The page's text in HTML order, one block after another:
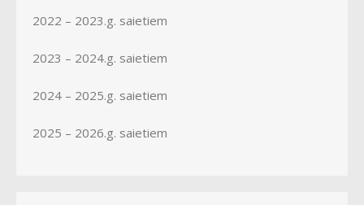
2022 – 2023.g. saietiem
2023 – 2024.g. saietiem
2024 – 2025.g. saietiem
2025 – 2026.g. saietiem